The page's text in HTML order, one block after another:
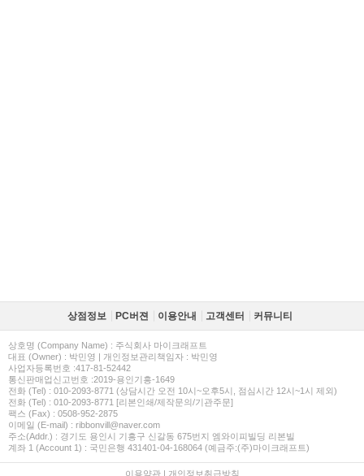
상점정보 PC버젼 이용안내 고객센터 커뮤니티
상호명 (Company Name) : 주식회사 마이크래프트
대표 (Owner) : 박민영 | 개인정보관리책임자 : 박민영
사업자등록번호 :417-81-52442
통신판매업신고번호 :2019-용인기흥-1649
전화 (Tel) : 010-2093-8771 (상담시간 오전 10시~오후5시, 점심시간 12시~1시 제외)
전화 (Tel) : 010-2093-8771 [리본인쇄/제작문의/기관주문]
팩스 (Fax) : 0508-952-2875
이메일 (E-mail) : ribbonvill@naver.com
주소(Addr.) : 경기도 용인시 기흥구 신갈동 675번지 엠와이피빌딩 리본빌
계좌 1 (Account 1) : 국민은행 431401-04-168064 (예금주:(주)마이크래프트)
이용약관| 개인정보취급방침